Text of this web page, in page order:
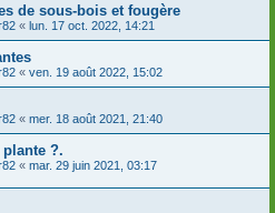
de sous-bois et fougère
« lun. 17 oct. 2022, 14:21
« ven. 19 août 2022, 15:02
« mer. 18 août 2021, 21:40
?.
« mar. 29 juin 2021, 03:17